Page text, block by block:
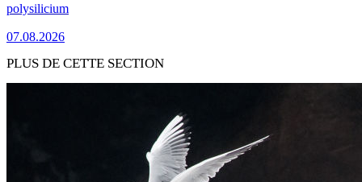
polysilicium
07.08.2026
PLUS DE CETTE SECTION